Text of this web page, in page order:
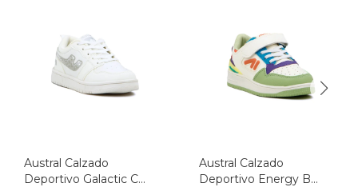
Austral Calzado
Deportivo Galactic C
Austral Calzado
Deportivo Energy B